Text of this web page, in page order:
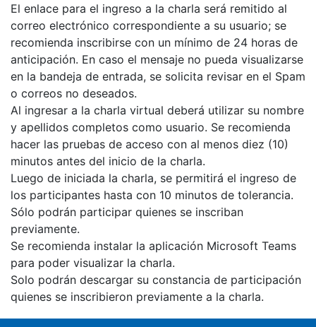
El enlace para el ingreso a la charla será remitido al
correo electrónico correspondiente a su usuario; se
recomienda inscribirse con un mínimo de 24 horas de
anticipación. En caso el mensaje no pueda visualizarse
en la bandeja de entrada, se solicita revisar en el Spam
o correos no deseados.
Al ingresar a la charla virtual deberá utilizar su nombre
y apellidos completos como usuario. Se recomienda
hacer las pruebas de acceso con al menos diez (10)
minutos antes del inicio de la charla.
Luego de iniciada la charla, se permitirá el ingreso de
los participantes hasta con 10 minutos de tolerancia.
Sólo podrán participar quienes se inscriban
previamente.
Se recomienda instalar la aplicación Microsoft Teams
para poder visualizar la charla.
Solo podrán descargar su constancia de participación
quienes se inscribieron previamente a la charla.